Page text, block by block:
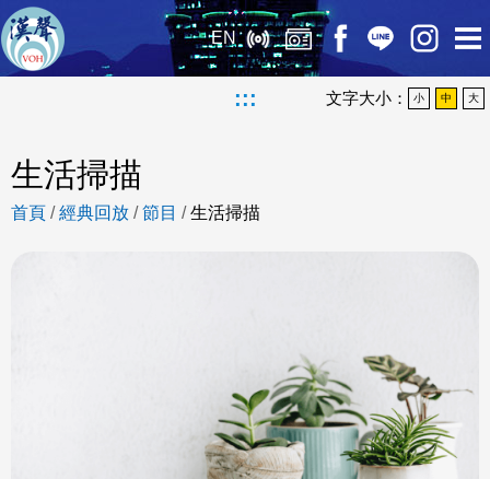
EN
::: 文字大小： 小 中 大
生活掃描
首頁 /經典回放 /節目 /生活掃描